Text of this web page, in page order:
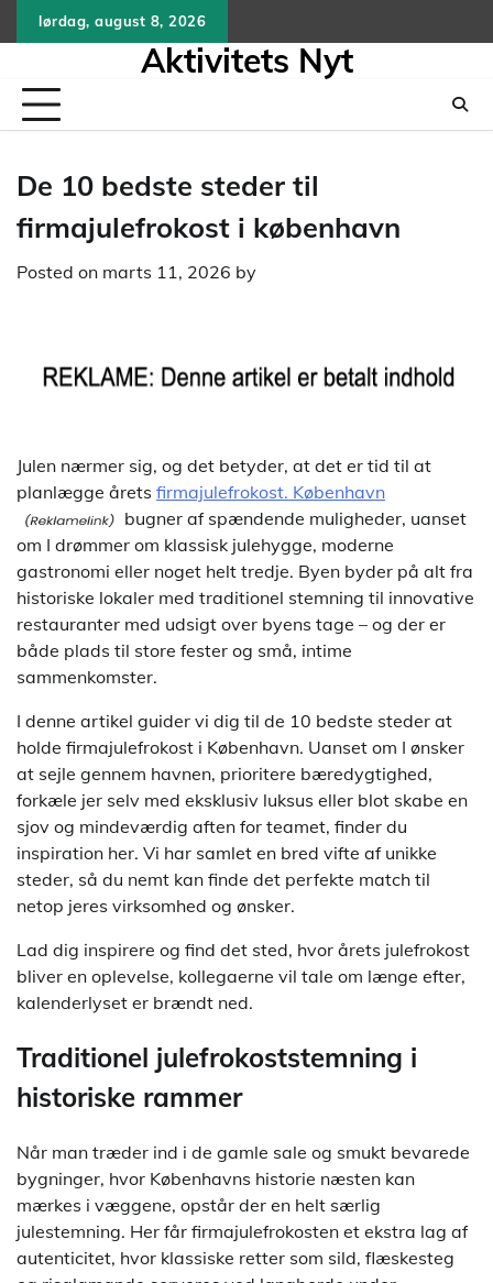
to
lørdag, august 8, 2026
Aktivitets Nyt
De 10 bedste steder til
firmajulefrokost i københavn
Posted on marts 11, 2026 by
Julen nærmer sig, og det betyder, at det er tid til at
planlægge årets firmajulefrokost. København
bugner af spændende muligheder, uanset
om I drømmer om klassisk julehygge, moderne
gastronomi eller noget helt tredje. Byen byder på alt fra
historiske lokaler med traditionel stemning til innovative
restauranter med udsigt over byens tage – og der er
både plads til store fester og små, intime
sammenkomster.
I denne artikel guider vi dig til de 10 bedste steder at
holde firmajulefrokost i København. Uanset om I ønsker
at sejle gennem havnen, prioritere bæredygtighed,
forkæle jer selv med eksklusiv luksus eller blot skabe en
sjov og mindeværdig aften for teamet, finder du
inspiration her. Vi har samlet en bred vifte af unikke
steder, så du nemt kan finde det perfekte match til
netop jeres virksomhed og ønsker.
Lad dig inspirere og find det sted, hvor årets julefrokost
bliver en oplevelse, kollegaerne vil tale om længe efter,
kalenderlyset er brændt ned.
Traditionel julefrokoststemning i
historiske rammer
Når man træder ind i de gamle sale og smukt bevarede
bygninger, hvor Københavns historie næsten kan
mærkes i væggene, opstår der en helt særlig
julestemning. Her får firmajulefrokosten et ekstra lag af
autenticitet, hvor klassiske retter som sild, flæskesteg